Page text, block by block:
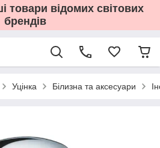
товари відомих світових
брендів
Уцінка Білизна та аксесуари